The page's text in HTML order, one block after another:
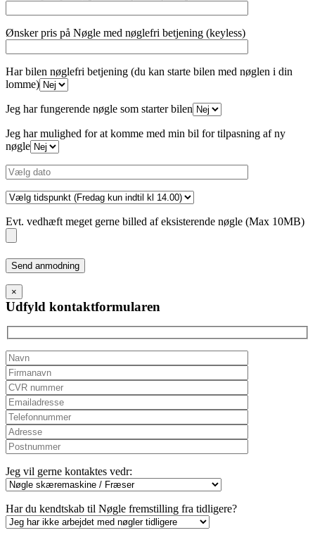
Ønsker pris på Nøgle med nøglefri betjening (keyless)
Har bilen nøglefri betjening (du kan starte bilen med nøglen i din
lomme)
Jeg har fungerende nøgle som starter bilen
Jeg har mulighed for at komme med min bil for tilpasning af ny
nøgle
Evt. vedhæft meget gerne billed af eksisterende nøgle (Max 10MB)
Please
leave
this
field
empty.
×
Udfyld kontaktformularen
Jeg vil gerne kontaktes vedr:
Har du kendtskab til Nøgle fremstilling fra tidligere?